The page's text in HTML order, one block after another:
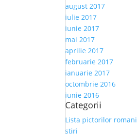
august 2017
iulie 2017
iunie 2017
mai 2017
aprilie 2017
februarie 2017
ianuarie 2017
octombrie 2016
iunie 2016
Categorii
Lista pictorilor romani
stiri